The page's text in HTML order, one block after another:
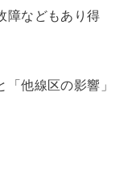
障などもあり得
他線区の影響」